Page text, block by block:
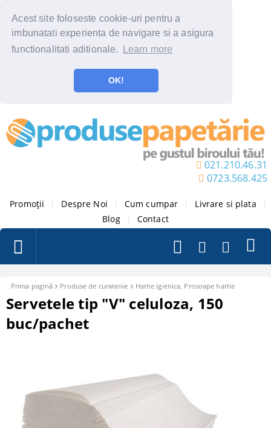
Acest site foloseste cookie-uri pentru a
imbunatati experienta de navigare si a asigura
functionalitati aditionale.
Learn more
OK!
021.210.46.31
0723.568.425
Promoții Despre Noi Cum cumpar Livrare si plata
Blog
Contact
Prima pagină Produse de curatenie Hartie igienica, Prosoape hartie
Servetele tip "V" celuloza, 150
buc/pachet